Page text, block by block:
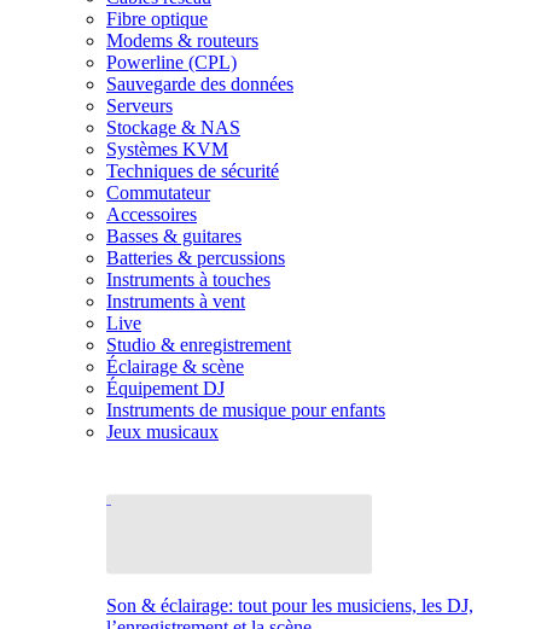
Fibre optique
Modems & routeurs
Powerline (CPL)
Sauvegarde des données
Serveurs
Stockage & NAS
Systèmes KVM
Techniques de sécurité
Commutateur
Accessoires
Basses & guitares
Batteries & percussions
Instruments à touches
Instruments à vent
Live
Studio & enregistrement
Éclairage & scène
Équipement DJ
Instruments de musique pour enfants
Jeux musicaux
Son & éclairage: tout pour les musiciens, les DJ,